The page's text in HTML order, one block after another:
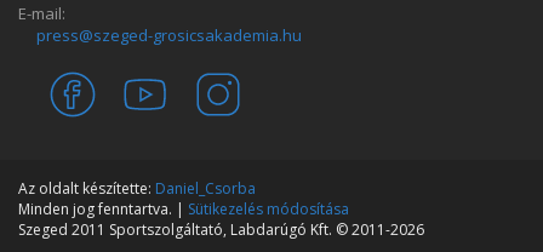
E-mail:
press@szeged-grosicsakademia.hu
Az oldalt készítette: Daniel_Csorba
Minden jog fenntartva. | Sütikezelés módosítása
Szeged 2011 Sportszolgáltató, Labdarúgó Kft. © 2011-2026